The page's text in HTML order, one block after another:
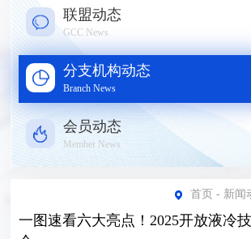
联盟动态
GCC News
分支机构动态
Branch News
会员动态
Member News
首页 - 新闻
一图速看六大亮点！2025开放液冷